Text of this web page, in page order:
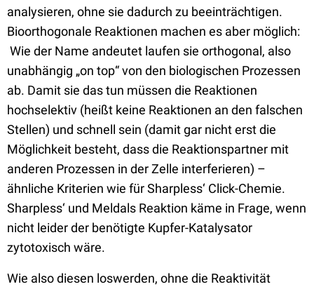
analysieren, ohne sie dadurch zu beeinträchtigen.
Bioorthogonale Reaktionen machen es aber möglich:
Wie der Name andeutet laufen sie orthogonal, also
unabhängig „on top“ von den biologischen Prozessen
ab. Damit sie das tun müssen die Reaktionen
hochselektiv (heißt keine Reaktionen an den falschen
Stellen) und schnell sein (damit gar nicht erst die
Möglichkeit besteht, dass die Reaktionspartner mit
anderen Prozessen in der Zelle interferieren) –
ähnliche Kriterien wie für Sharpless‘ Click-Chemie.
Sharpless‘ und Meldals Reaktion käme in Frage, wenn
nicht leider der benötigte Kupfer-Katalysator
zytotoxisch wäre.
Wie also diesen loswerden, ohne die Reaktivität